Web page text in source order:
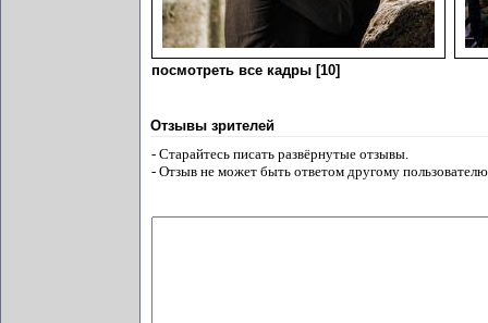
посмотреть все кадры [10]
Отзывы зрителей
- Старайтесь писать развёрнутые отзывы.
- Отзыв не может быть ответом другому